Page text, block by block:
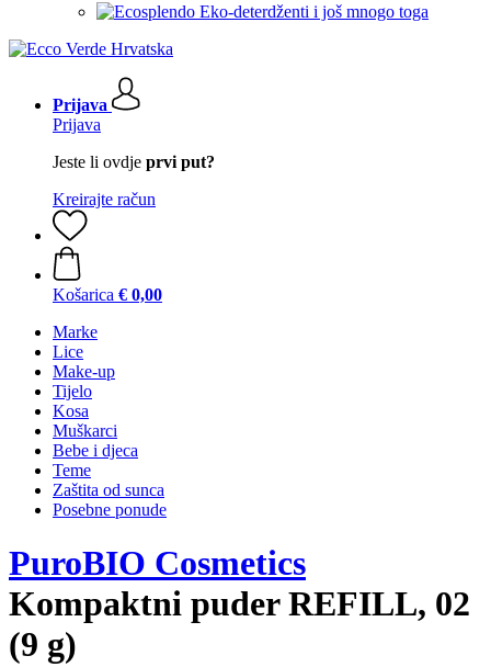
Eko-deterdženti i još mnogo toga
Prijava
Prijava
Jeste li ovdje prvi put?
Kreirajte račun
Košarica € 0,00
Marke
Lice
Make-up
Tijelo
Kosa
Muškarci
Bebe i djeca
Teme
Zaštita od sunca
Posebne ponude
PuroBIO Cosmetics
Kompaktni puder REFILL, 02
(9 g)